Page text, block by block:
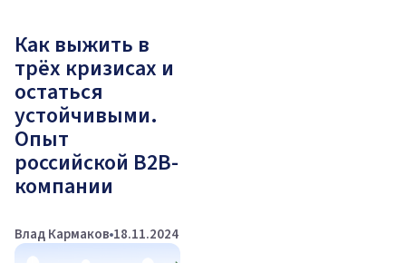
Как выжить в
трёх кризисах и
остаться
устойчивыми.
Опыт
российской B2B-
компании
Влад Кармаков 18.11.2024